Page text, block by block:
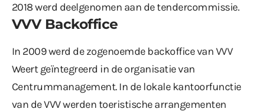
2018 werd deelgenomen aan de tendercommissie.
VVV Backoffice
In 2009 werd de zogenoemde backoffice van VVV
Weert geïntegreerd in de organisatie van
Centrummanagement. In de lokale kantoorfunctie
van de VVV werden toeristische arrangementen